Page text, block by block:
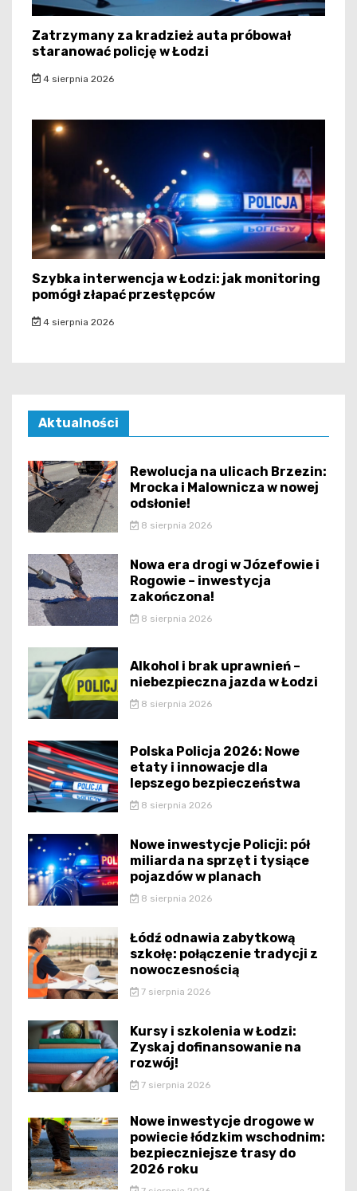
Zatrzymany za kradzież auta próbował
staranować policję w Łodzi
4 sierpnia 2026
Szybka interwencja w Łodzi: jak monitoring
pomógł złapać przestępców
4 sierpnia 2026
Aktualności
Rewolucja na ulicach Brzezin:
Mrocka i Malownicza w nowej
odsłonie!
8 sierpnia 2026
Nowa era drogi w Józefowie i
Rogowie – inwestycja
zakończona!
8 sierpnia 2026
Alkohol i brak uprawnień –
niebezpieczna jazda w Łodzi
8 sierpnia 2026
Polska Policja 2026: Nowe
etaty i innowacje dla
lepszego bezpieczeństwa
8 sierpnia 2026
Nowe inwestycje Policji: pół
miliarda na sprzęt i tysiące
pojazdów w planach
8 sierpnia 2026
Łódź odnawia zabytkową
szkołę: połączenie tradycji z
nowoczesnością
7 sierpnia 2026
Kursy i szkolenia w Łodzi:
Zyskaj dofinansowanie na
rozwój!
7 sierpnia 2026
Nowe inwestycje drogowe w
powiecie łódzkim wschodnim:
bezpieczniejsze trasy do
2026 roku